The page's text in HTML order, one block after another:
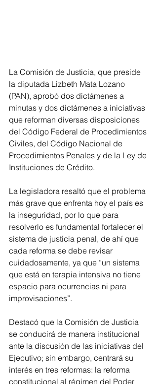
La Comisión de Justicia, que preside
la diputada Lizbeth Mata Lozano
(PAN), aprobó dos dictámenes a
minutas y dos dictámenes a iniciativas
que reforman diversas disposiciones
del Código Federal de Procedimientos
Civiles, del Código Nacional de
Procedimientos Penales y de la Ley de
Instituciones de Crédito.
La legisladora resaltó que el problema
más grave que enfrenta hoy el país es
la inseguridad, por lo que para
resolverlo es fundamental fortalecer el
sistema de justicia penal, de ahí que
cada reforma se debe revisar
cuidadosamente, ya que “un sistema
que está en terapia intensiva no tiene
espacio para ocurrencias ni para
improvisaciones”.
Destacó que la Comisión de Justicia
se conducirá de manera institucional
ante la discusión de las iniciativas del
Ejecutivo; sin embargo, centrará su
interés en tres reformas: la reforma
constitucional al régimen del Poder